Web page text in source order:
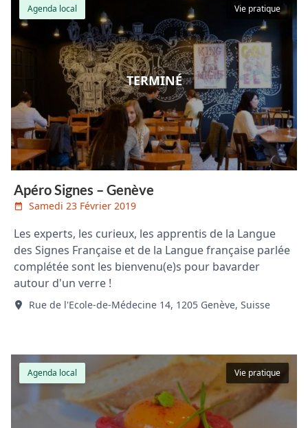
Vie pratique
Agenda local
TERMINÉ
Apéro Signes – Genève
Samedi 23 Février 2019
Les experts, les curieux, les apprentis de la Langue
des Signes Française et de la Langue française parlée
complétée sont les bienvenu(e)s pour bavarder
autour d'un verre !
Rue de l'Ecole-de-Médecine 14, 1205 Genève, Suisse
Vie pratique
Agenda local